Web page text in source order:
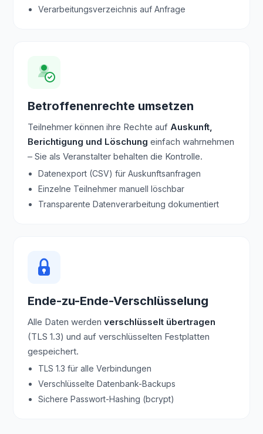
Verarbeitungsverzeichnis auf Anfrage
Betroffenenrechte umsetzen
Teilnehmer können ihre Rechte auf Auskunft,
Berichtigung und Löschung einfach wahrnehmen
– Sie als Veranstalter behalten die Kontrolle.
Datenexport (CSV) für Auskunftsanfragen
Einzelne Teilnehmer manuell löschbar
Transparente Datenverarbeitung dokumentiert
Ende-zu-Ende-Verschlüsselung
Alle Daten werdenverschlüsselt übertragen
(TLS 1.3) und auf verschlüsselten Festplatten
gespeichert.
TLS 1.3 für alle Verbindungen
Verschlüsselte Datenbank-Backups
Sichere Passwort-Hashing (bcrypt)